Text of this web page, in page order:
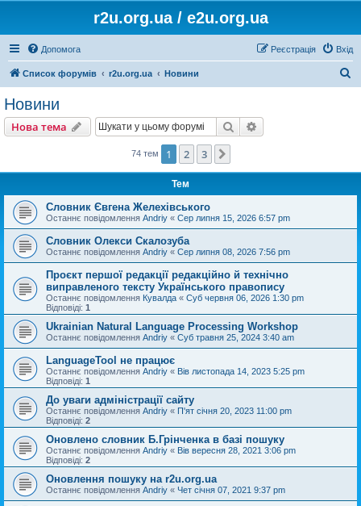
r2u.org.ua / e2u.org.ua
Допомога Вхід
Реєстрація
Список форумів r2u.org.ua Новини
Новини
Нова тема Пошук
74 тем 1 2 3
Тем
Словник Євгена Желехівського
Останнє повідомлення Andriy « Сер липня 15, 2026 6:57 pm
Словник Олекси Скалозуба
Останнє повідомлення Andriy « Сер липня 08, 2026 7:56 pm
Проєкт першої редакції редакційно й технічно
виправленого тексту Українського правопису
Останнє повідомлення Кувалда « Суб червня 06, 2026 1:30 pm
Відповіді: 1
Ukrainian Natural Language Processing Workshop
Останнє повідомлення Andriy « Суб травня 25, 2024 3:40 am
LanguageTool не працює
Останнє повідомлення Andriy « Вів листопада 14, 2023 5:25 pm
Відповіді: 1
До уваги адміністрації сайту
Останнє повідомлення Andriy « П'ят січня 20, 2023 11:00 pm
Відповіді: 2
Оновлено словник Б.Грінченка в базі пошуку
Останнє повідомлення Andriy « Вів вересня 28, 2021 3:06 pm
Відповіді: 2
Оновлення пошуку на r2u.org.ua
Останнє повідомлення Andriy « Чет січня 07, 2021 9:37 pm